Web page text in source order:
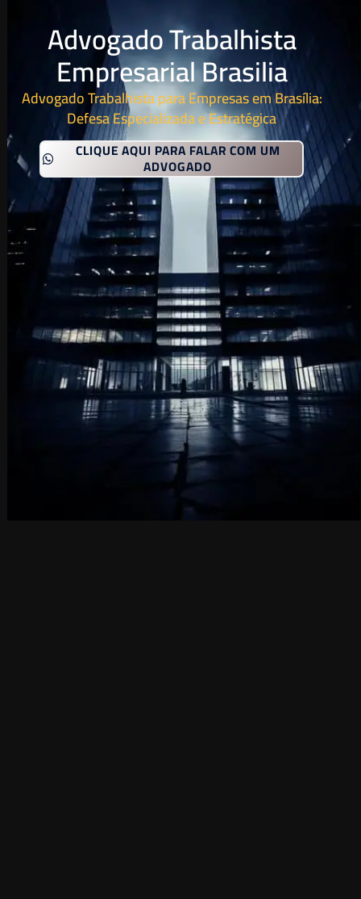
Advogado Trabalhista
Empresarial Brasilia
Advogado Trabalhista para Empresas em Brasília:
Defesa Especializada e Estratégica
CLIQUE AQUI PARA FALAR COM UM
ADVOGADO